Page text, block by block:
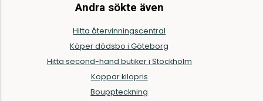
Andra sökte även
Hitta återvinningscentral
Köper dödsbo i Göteborg
Hitta second-hand butiker i Stockholm
Koppar kilopris
Bouppteckning